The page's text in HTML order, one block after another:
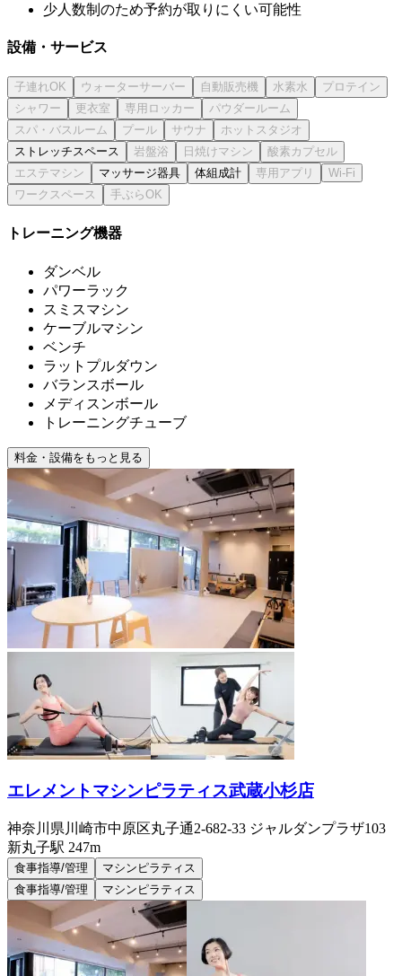
少人数制のため予約が取りにくい可能性
設備・サービス
ストレッチスペース
マッサージ器具
体組成計
トレーニング機器
ダンベル
パワーラック
スミスマシン
ケーブルマシン
ベンチ
ラットプルダウン
バランスボール
メディスンボール
トレーニングチューブ
料金・設備をもっと見る
エレメントマシンピラティス武蔵小杉店
神奈川県川崎市中原区丸子通2-682-33 ジャルダンプラザ103
新丸子駅 247m
食事指導/管理
マシンピラティス
食事指導/管理
マシンピラティス